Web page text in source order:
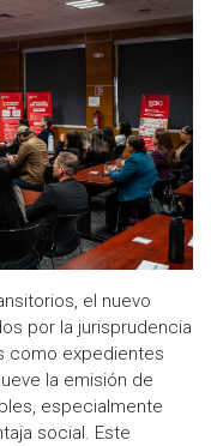
el nuevo
por la jurisprudencia
como expedientes
la emisión de
especialmente
social. Este